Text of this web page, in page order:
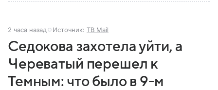
2 часа назад Источник: ТВ Mail
Седокова захотела уйти, а
Череватый перешел к
Темным: что было в 9-м